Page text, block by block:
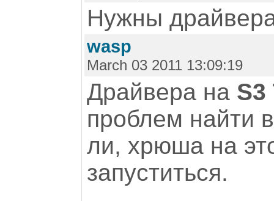
Нужны
wasp
March 03 2011 13:09:19
Драйвера на S3
проблем найти
ли, хрюша на
запуститься.